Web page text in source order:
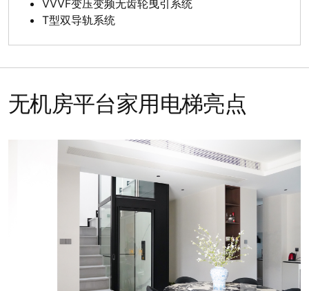
VVVF变压变频无齿轮曳引系统
T型双导轨系统
无机房平台家用电梯亮点